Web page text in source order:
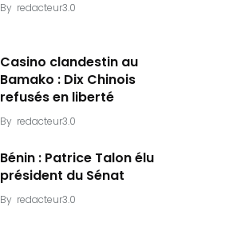
By redacteur3.0
Casino clandestin au
Bamako : Dix Chinois
refusés en liberté
By redacteur3.0
Bénin : Patrice Talon élu
président du Sénat
By redacteur3.0